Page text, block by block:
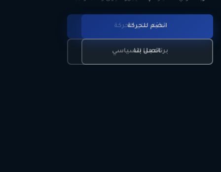
تعرّف على الحركة
برنامجنا السياسي
انضم للحركة
اتصل بنا